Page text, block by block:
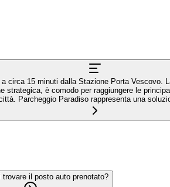
15 minuti dalla Stazione Porta
è comodo per raggiungere le
Parcheggio Paradiso rappresenta una
trovare il posto auto prenotato?